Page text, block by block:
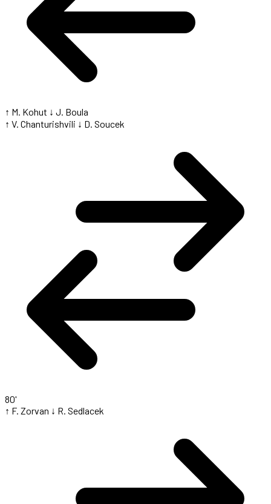
↑ M. Kohut ↓ J. Boula
↑ V. Chanturishvili ↓ D. Soucek
80'
↑ F. Zorvan ↓ R. Sedlacek